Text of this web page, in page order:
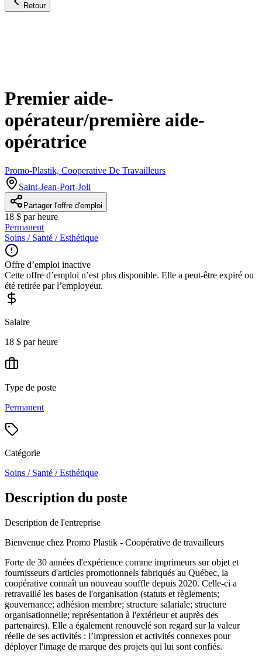
Retour
Premier aide-
opérateur/première aide-
opératrice
Promo-Plastik, Cooperative De Travailleurs
Saint-Jean-Port-Joli
Partager l'offre d'emploi
18 $ par heure
Permanent
Soins / Santé / Esthétique
Offre d’emploi inactive
Cette offre d’emploi n’est plus disponible. Elle a peut-être expiré ou
été retirée par l’employeur.
Salaire
18 $ par heure
Type de poste
Permanent
Catégorie
Soins / Santé / Esthétique
Description du poste
Description de l'entreprise
Bienvenue chez Promo Plastik - Coopérative de travailleurs
Forte de 30 années d'expérience comme imprimeurs sur objet et
fournisseurs d'articles promotionnels fabriqués au Québec, la
coopérative connaît un nouveau souffle depuis 2020. Celle-ci a
retravaillé les bases de l'organisation (statuts et règlements;
gouvernance; adhésion membre; structure salariale; structure
organisationnelle; représentation à l'extérieur et auprès des
partenaires). Elle a également renouvelé son regard sur la valeur
réelle de ses activités : l’impression et activités connexes pour
déployer l'image de marque des projets qui lui sont confiés.